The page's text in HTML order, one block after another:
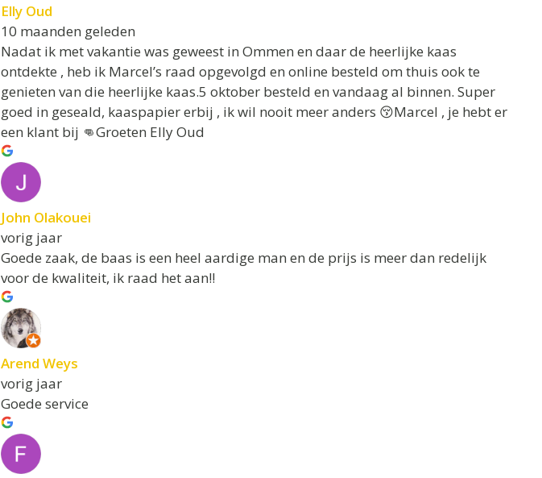
Elly Oud
10 maanden geleden
Nadat ik met vakantie was geweest in Ommen en daar de heerlijke kaas
ontdekte , heb ik Marcel’s raad opgevolgd en online besteld om thuis ook te
genieten van die heerlijke kaas.5 oktober besteld en vandaag al binnen. Super
goed in geseald, kaaspapier erbij , ik wil nooit meer anders 😚Marcel , je hebt er
een klant bij 👊Groeten Elly Oud
John Olakouei
vorig jaar
Goede zaak, de baas is een heel aardige man en de prijs is meer dan redelijk
voor de kwaliteit, ik raad het aan!!
Arend Weys
vorig jaar
Goede service